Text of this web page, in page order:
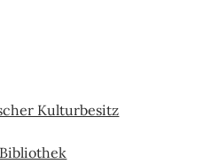
Kulturbesitz